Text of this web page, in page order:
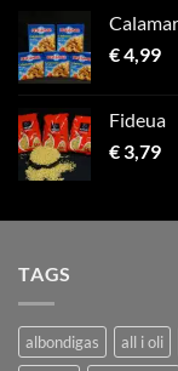
€4,99
Fideua
€3,79
TAGS
albondigas all i oli